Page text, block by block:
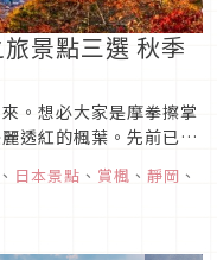
景點三選 秋季
。想必大家是摩拳擦掌
透紅的楓葉。先前已經
讓你同時欣賞到楓葉以
瞧瞧吧！
、 日本景點 、 賞楓 、 靜岡 、